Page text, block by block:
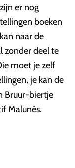
er nog
boeken
naar de
zonder deel te
moet je zelf
je kan de
Bruur-biertje
Malunés.